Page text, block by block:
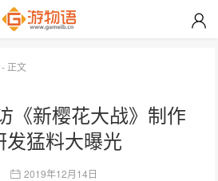
- 正文
《新樱花大战》制作
猛料大曝光
2019年12月14日